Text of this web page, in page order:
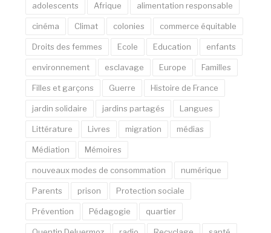
adolescents Afrique alimentation responsable
cinéma Climat colonies commerce équitable
Droits des femmes Ecole Education enfants
environnement esclavage Europe Familles
Filles et garçons Guerre Histoire de France
jardin solidaire jardins partagés Langues
Littérature Livres migration médias
Médiation Mémoires
nouveaux modes de consommation numérique
Parents prison Protection sociale
Prévention Pédagogie quartier